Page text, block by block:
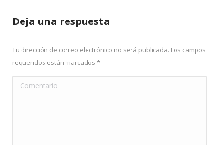
Deja una respuesta
Tu dirección de correo electrónico no será publicada. Los campos
requeridos están marcados *
Comentario